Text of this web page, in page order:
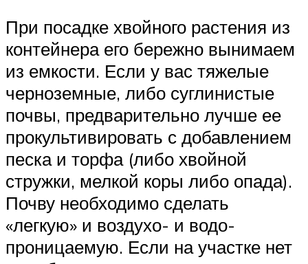
При посадке хвойного растения из
контейнера его бережно вынимаем
из емкости. Если у вас тяжелые
черноземные, либо суглинистые
почвы, предварительно лучше ее
прокультивировать с добавлением
песка и торфа (либо хвойной
стружки, мелкой коры либо опада).
Почву необходимо сделать
«легкую» и воздухо- и водо-
проницаемую. Если на участке нет